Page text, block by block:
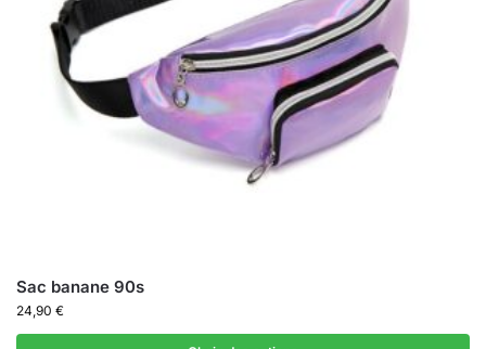
Sac banane 90s
24,90 €